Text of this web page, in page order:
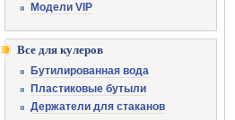
Модели VIP
Все для кулеров
Бутилированная вода
Пластиковые бутыли
Держатели для стаканов